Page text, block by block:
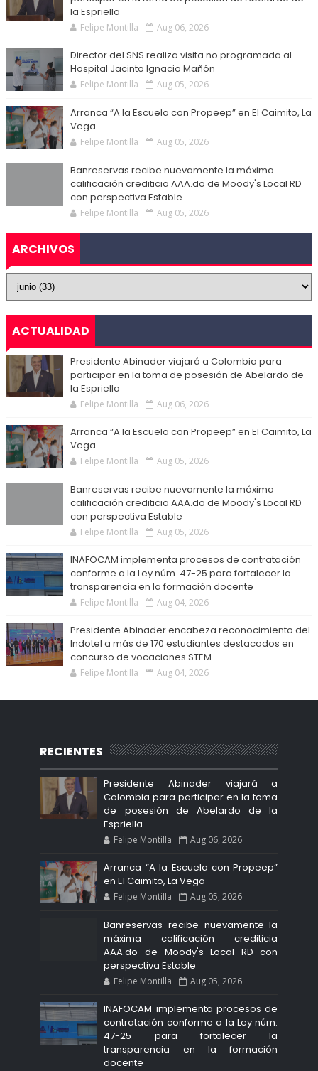
la Espriella
Felipe Montilla Aug 06, 2026
Director del SNS realiza visita no programada al
Hospital Jacinto Ignacio Mañón
Felipe Montilla Aug 05, 2026
Arranca “A la Escuela con Propeep” en El Caimito, La
Vega
Felipe Montilla Aug 05, 2026
Banreservas recibe nuevamente la máxima
calificación crediticia AAA.do de Moody's Local RD
con perspectiva Estable
Felipe Montilla Aug 05, 2026
ARCHIVOS
ACTUALIDAD
Presidente Abinader viajará a Colombia para
participar en la toma de posesión de Abelardo de
la Espriella
Felipe Montilla Aug 06, 2026
Arranca “A la Escuela con Propeep” en El Caimito, La
Vega
Felipe Montilla Aug 05, 2026
Banreservas recibe nuevamente la máxima
calificación crediticia AAA.do de Moody's Local RD
con perspectiva Estable
Felipe Montilla Aug 05, 2026
INAFOCAM implementa procesos de contratación
conforme a la Ley núm. 47-25 para fortalecer la
transparencia en la formación docente
Felipe Montilla Aug 04, 2026
Presidente Abinader encabeza reconocimiento del
Indotel a más de 170 estudiantes destacados en
concurso de vocaciones STEM
Felipe Montilla Aug 04, 2026
RECIENTES
Presidente Abinader viajará a
Colombia para participar en la toma
de posesión de Abelardo de la
Espriella
Felipe Montilla Aug 06, 2026
Arranca “A la Escuela con Propeep”
en El Caimito, La Vega
Felipe Montilla Aug 05, 2026
Banreservas recibe nuevamente la
máxima calificación crediticia
AAA.do de Moody's Local RD con
perspectiva Estable
Felipe Montilla Aug 05, 2026
INAFOCAM implementa procesos de
contratación conforme a la Ley núm.
47-25 para fortalecer la
transparencia en la formación
docente